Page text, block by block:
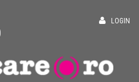
LOGIN